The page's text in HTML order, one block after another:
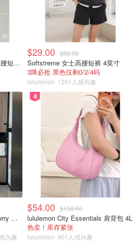
lululemon Softstreme 女士高腰短裤 10cm
$29.00 $88.00
Softstreme 女士高腰短裤 4英寸
3降必抢 黑色仅剩0/2/4码
lululemon 1261人感兴趣
Polo Ralph Lauren French Terry 女童连帽卫衣 7-16码
兴趣
4
$54.00 $108.00
lululemon City Essentials 肩背包 4L
热卖！库存紧张
lululemon 901人感兴趣